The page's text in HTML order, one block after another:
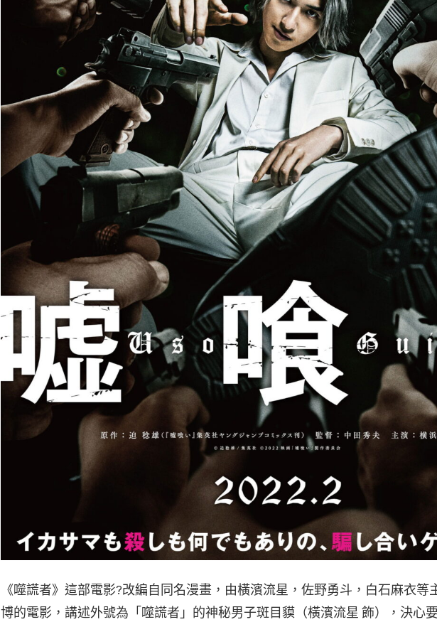
《噬謊者》這部電影?改編自同名漫畫，由橫濱流星，佐野勇斗，白石麻衣等
博的電影，講述外號為「噬謊者」的神秘男子斑目貘（橫濱流星 飾），決心